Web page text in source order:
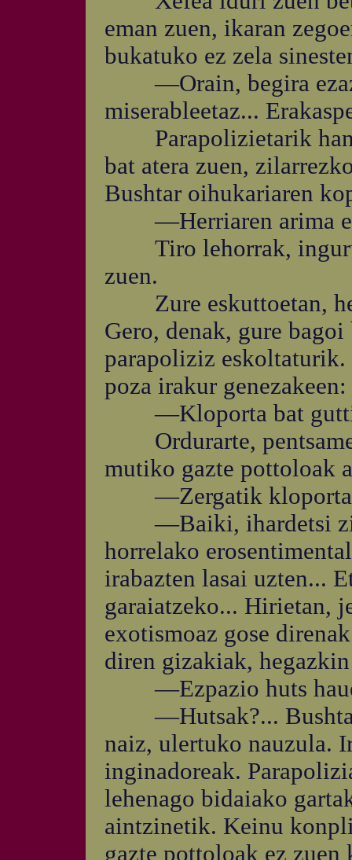
eman zuen, ikaran
bukatuko ez zela
—Orain, begira
miserableetaz...
Parapolizietarik
bat atera zuen,
Bushtar oihukariaren
—Herriaren arima
Tiro lehorrak,
zuen.
Zure eskuttoetan,
Gero, denak, gure
parapoliziz eskoltaturik.
poza irakur genezakeen:
—Kloporta bat
Ordurarte,
mutiko gazte pottoloak
—Zergatik kloporta?
—Baiki, ihardetsi
horrelako
irabazten lasai uzten...
garaiatzeko... Hirietan,
exotismoaz gose
diren gizakiak,
—Ezpazio huts
—Hutsak?...
naiz, ulertuko nauzula.
inginadoreak.
lehenago bidaiako
aintzinetik. Keinu
gazte pottoloak ez zuen